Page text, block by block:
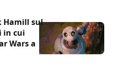
Hamill sul
in cui
Wars a